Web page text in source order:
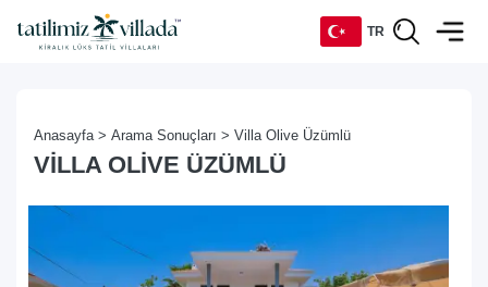
TR
Anasayfa > Arama Sonuçları > Villa Olive Üzümlü
VILLA OLIVE ÜZÜMLÜ